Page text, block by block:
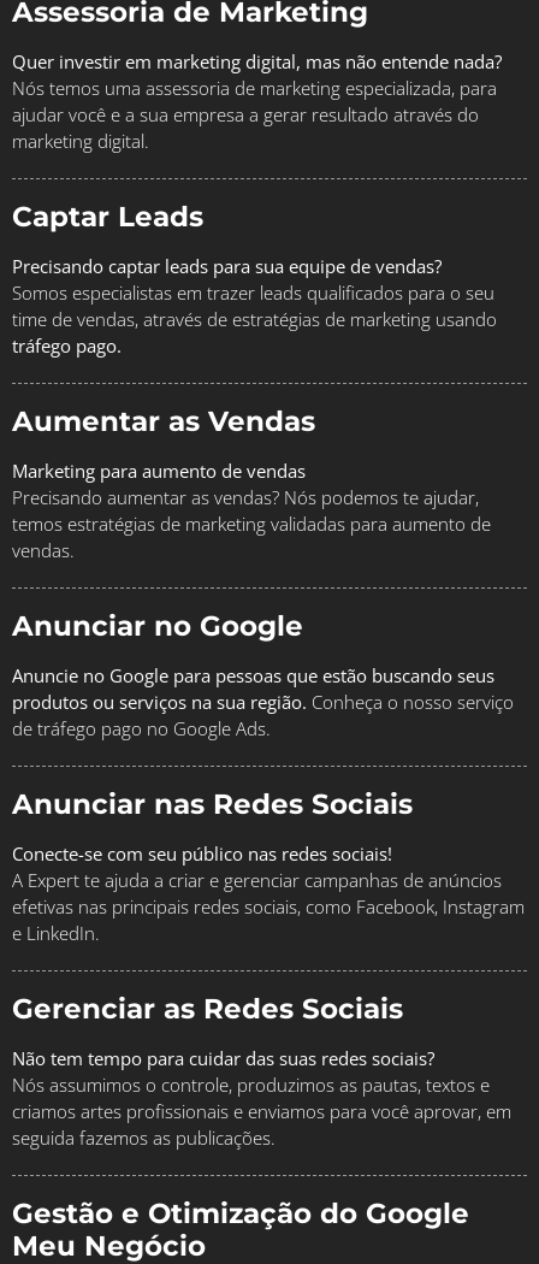
Assessoria de Marketing
Quer investir em marketing digital, mas não entende nada?
Nós temos uma assessoria de marketing especializada, para
ajudar você e a sua empresa a gerar resultado através do
marketing digital.
Captar Leads
Precisando captar leads para sua equipe de vendas?
Somos especialistas em trazer leads qualificados para o seu
time de vendas, através de estratégias de marketing usando
tráfego pago.
Aumentar as Vendas
Marketing para aumento de vendas
Precisando aumentar as vendas? Nós podemos te ajudar,
temos estratégias de marketing validadas para aumento de
vendas.
Anunciar no Google
Anuncie no Google para pessoas que estão buscando seus
produtos ou serviços na sua região. Conheça o nosso serviço
de tráfego pago no Google Ads.
Anunciar nas Redes Sociais
Conecte-se com seu público nas redes sociais!
A Expert te ajuda a criar e gerenciar campanhas de anúncios
efetivas nas principais redes sociais, como Facebook, Instagram
e LinkedIn.
Gerenciar as Redes Sociais
Não tem tempo para cuidar das suas redes sociais?
Nós assumimos o controle, produzimos as pautas, textos e
criamos artes profissionais e enviamos para você aprovar, em
seguida fazemos as publicações.
Gestão e Otimização do Google
Meu Negócio